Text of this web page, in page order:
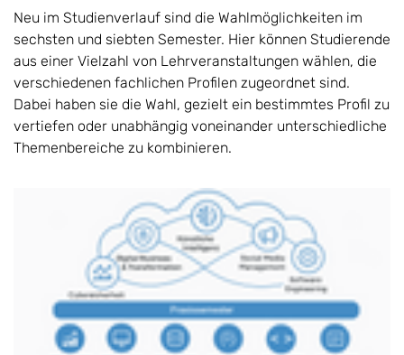
Neu im Studienverlauf sind die Wahlmöglichkeiten im
sechsten und siebten Semester. Hier können Studierende
aus einer Vielzahl von Lehrveranstaltungen wählen, die
verschiedenen fachlichen Profilen zugeordnet sind.
Dabei haben sie die Wahl, gezielt ein bestimmtes Profil zu
vertiefen oder unabhängig voneinander unterschiedliche
Themenbereiche zu kombinieren.